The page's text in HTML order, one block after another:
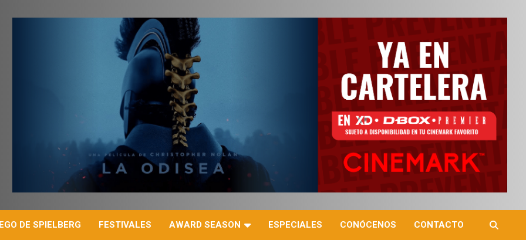
DE SPIELBERG FESTIVALES AWARD SEASON ESPECIALES CONÓCENOS CONTACTO